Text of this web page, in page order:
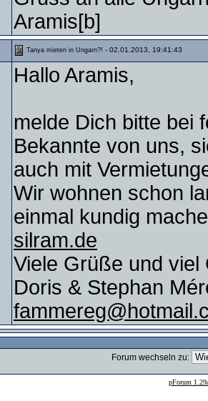
Aramis[b]
Tanya mieten in Ungarn?! - 02.01.2013, 19:41:43
Hallo Aramis,
melde Dich bitte bei
Bekannte von uns,
auch mit
Wir wohnen schon
einmal kundig
silram.de
Viele Grüße und viel
Doris & Stephan
Forum wechseln zu:
pForum